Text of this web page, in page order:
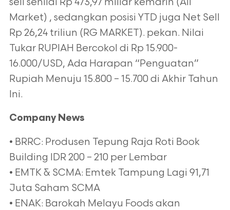
Market) , sedangkan posisi YTD juga Net Sell
Rp 26,24 triliun (RG MARKET). pekan. Nilai
Tukar RUPIAH Bercokol di Rp 15.900-
16.000/USD, Ada Harapan “Penguatan”
Rupiah Menuju 15.800 – 15.700 di Akhir Tahun
Ini.
Company News
• BRRC: Produsen Tepung Raja Roti Book
Building IDR 200 – 210 per Lembar
• EMTK & SCMA: Emtek Tampung Lagi 91,71
Juta Saham SCMA
• ENAK: Barokah Melayu Foods akan